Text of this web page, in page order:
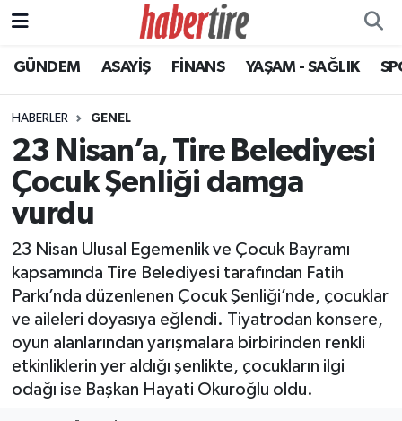
GÜNDEM ASAYİŞ FİNANS YAŞAM - SAĞLIK
HABERLER GENEL
23 Nisan’a, Tire Belediyesi
Çocuk Şenliği damga
vurdu
23 Nisan Ulusal Egemenlik ve Çocuk Bayramı
kapsamında Tire Belediyesi tarafından Fatih
Parkı’nda düzenlenen Çocuk Şenliği’nde, çocuklar
ve aileleri doyasıya eğlendi. Tiyatrodan konsere,
oyun alanlarından yarışmalara birbirinden renkli
etkinliklerin yer aldığı şenlikte, çocukların ilgi
odağı ise Başkan Hayati Okuroğlu oldu.
Tire Nöbetçi Eczaneler
Tire Hava Durumu
Tire Trafik Yoğunluk Haritası
Süper Lig Puan Durumu ve Fikstür
Tüm Manşetler
Son Dakika Haberleri
Haber Arşivi